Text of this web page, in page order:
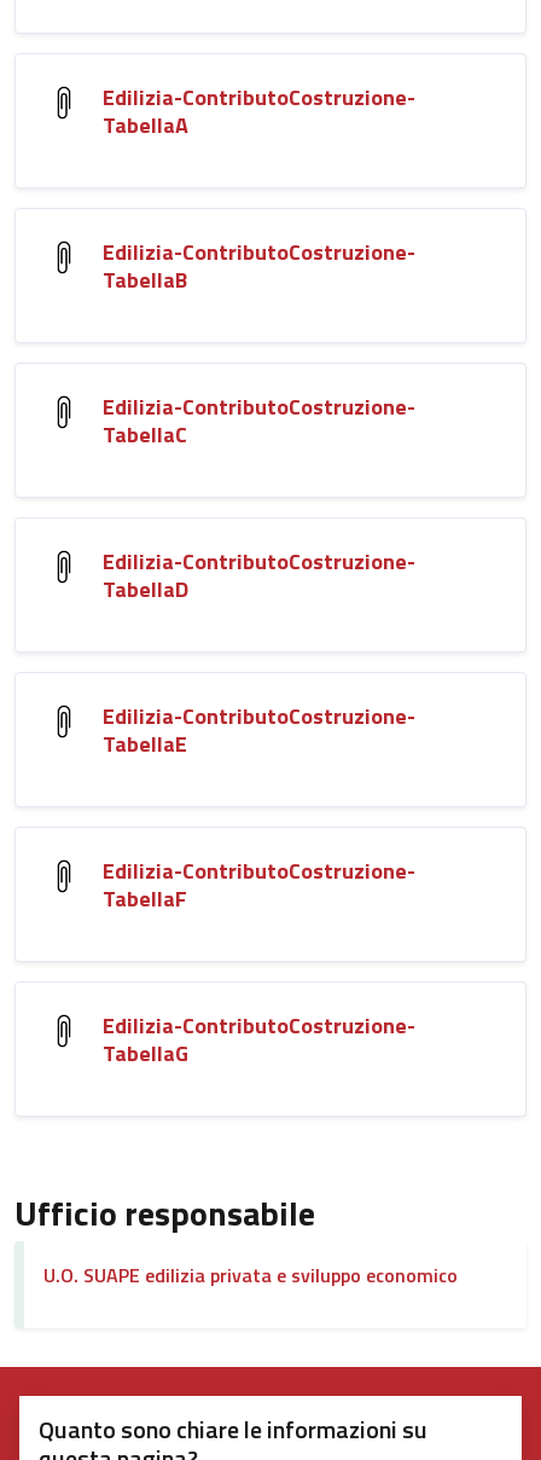
Edilizia-ContributoCostruzione-
TabellaA
Edilizia-ContributoCostruzione-
TabellaB
Edilizia-ContributoCostruzione-
TabellaC
Edilizia-ContributoCostruzione-
TabellaD
Edilizia-ContributoCostruzione-
TabellaE
Edilizia-ContributoCostruzione-
TabellaF
Edilizia-ContributoCostruzione-
TabellaG
Ufficio responsabile
U.O. SUAPE edilizia privata e sviluppo economico
Quanto sono chiare le informazioni su